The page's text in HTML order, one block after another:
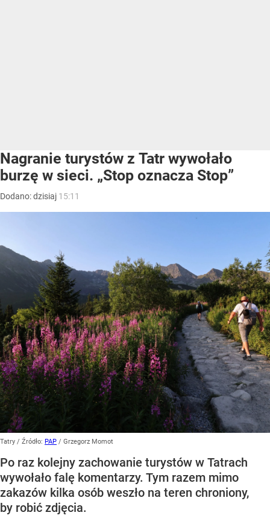
Nagranie turystów z Tatr wywołało
burzę w sieci. „Stop oznacza Stop”
Dodano:dzisiaj 15:11
Tatry / Źródło: PAP / Grzegorz Momot
Po raz kolejny zachowanie turystów w Tatrach
wywołało falę komentarzy. Tym razem mimo
zakazów kilka osób weszło na teren chroniony,
by robić zdjęcia.